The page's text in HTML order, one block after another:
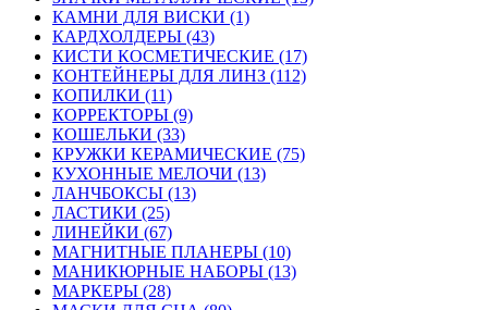
КАМНИ ДЛЯ ВИСКИ (1)
КАРДХОЛДЕРЫ (43)
КИСТИ КОСМЕТИЧЕСКИЕ (17)
КОНТЕЙНЕРЫ ДЛЯ ЛИНЗ (112)
КОПИЛКИ (11)
КОРРЕКТОРЫ (9)
КОШЕЛЬКИ (33)
КРУЖКИ КЕРАМИЧЕСКИЕ (75)
КУХОННЫЕ МЕЛОЧИ (13)
ЛАНЧБОКСЫ (13)
ЛАСТИКИ (25)
ЛИНЕЙКИ (67)
МАГНИТНЫЕ ПЛАНЕРЫ (10)
МАНИКЮРНЫЕ НАБОРЫ (13)
МАРКЕРЫ (28)